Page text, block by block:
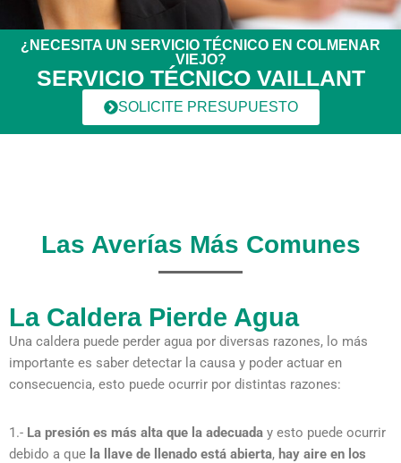
¿NECESITA UN SERVICIO TÉCNICO EN COLMENAR
VIEJO?
SERVICIO TÉCNICO VAILLANT
SOLICITE PRESUPUESTO
Las Averías Más Comunes
La Caldera Pierde Agua
Una caldera puede perder agua por diversas razones, lo más
importante es saber detectar la causa y poder actuar en
consecuencia, esto puede ocurrir por distintas razones:
1.- La presión es más alta que la adecuada y esto puede ocurrir
debido a que la llave de llenado está abierta, hay aire en los